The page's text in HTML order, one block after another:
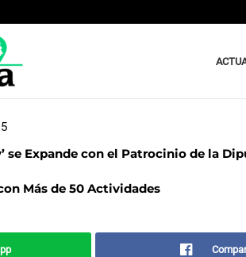
se Expande con el Patrocinio de la
Más de 50 Actividades